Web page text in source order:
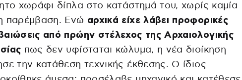
χωράφι δίπλα στο κατάστημά του, χωρίς καμία
παρέμβαση. Ενώ αρχικά είχε λάβει προφορικές
από πρώην στέλεχος της Αρχαιολογικής
πως δεν υφίσταται κώλυμα, η νέα διοίκηση
την κατάθεση τεχνικής έκθεσης. Ο ίδιος